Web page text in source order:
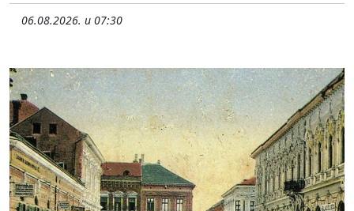
06.08.2026. u 07:30